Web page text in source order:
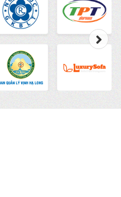
ngân sách chi cho
những chiến dịch
quảng cáo tốn kém.